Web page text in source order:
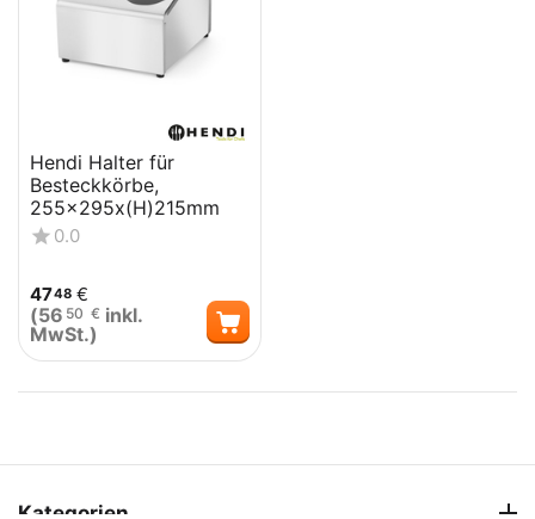
Hendi Halter für
Besteckkörbe,
255x295x(H)215mm
0.0
4748 €
(56 50 € inkl.
MwSt.)
Kategorien